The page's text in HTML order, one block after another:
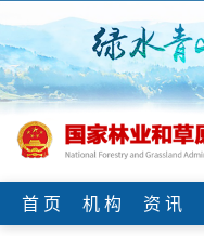
首 页 机 构 资 讯